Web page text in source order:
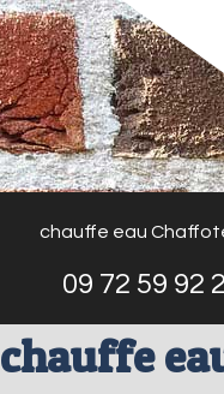
chauffe eau
09 72 59 92
chauffe